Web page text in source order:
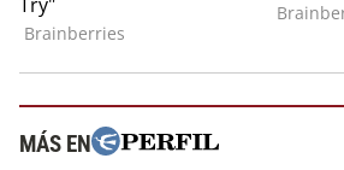
MÁS EN